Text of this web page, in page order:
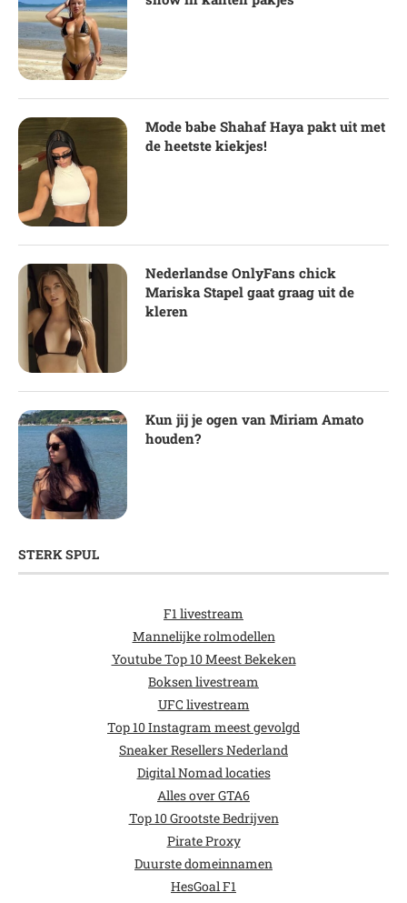
Mode babe Shahaf Haya pakt uit met
de heetste kiekjes!
Nederlandse OnlyFans chick
Mariska Stapel gaat graag uit de
kleren
Kun jij je ogen van Miriam Amato
houden?
STERK SPUL
F1 livestream
Mannelijke rolmodellen
Youtube Top 10 Meest Bekeken
Boksen livestream
UFC livestream
Top 10 Instagram meest gevolgd
Sneaker Resellers Nederland
Digital Nomad locaties
Alles over GTA6
Top 10 Grootste Bedrijven
Pirate Proxy
Duurste domeinnamen
HesGoal F1